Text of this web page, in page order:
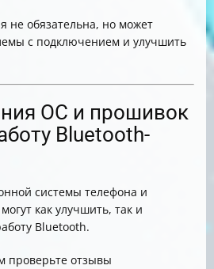
не обязательна, но может
с подключением и улучшить
ОС и прошивок
Bluetooth-
системы телефона и
как улучшить, так и
Bluetooth.
проверьте отзывы